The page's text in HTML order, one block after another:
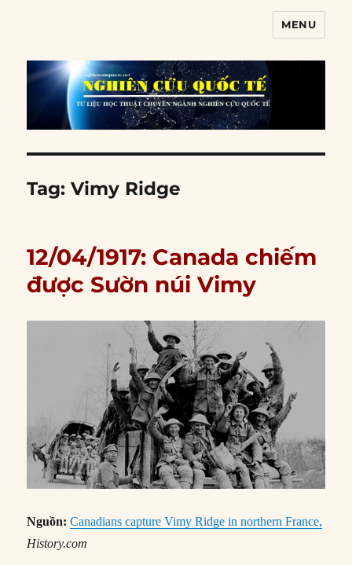
MENU
Tag:Vimy Ridge
12/04/1917: Canada chiếm
được Sườn núi Vimy
Nguồn:Canadians capture Vimy Ridge in northern France,
History.com